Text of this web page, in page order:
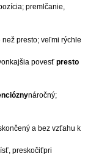
premlčanie,
presto; veľmi rýchle
povesť presto
náročný;
a bez vzťahu k
preskočiťpri